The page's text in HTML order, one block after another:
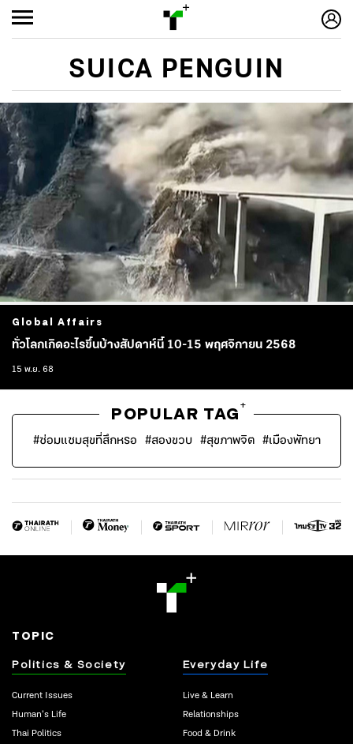
SUICA PENGUIN
Global Affairs
ทั่วโลกเกิดอะไรขึ้นบ้างสัปดาห์นี้ 10-15 พฤศจิกายน 2568
15 พ.ย. 68
POPULAR TAG
+
#ซ่อมแซมสุขที่สึกหรอ #สองขวบ #สุขภาพจิต #เมืองพัทยา
TOPIC
Politics & Society
Current Issues
Human’s Life
Thai Politics
Everyday Life
Live & Learn
Relationships
Food & Drink